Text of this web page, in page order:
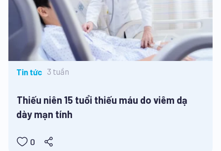
Tin tức 3 tuần
Thiếu niên 15 tuổi thiếu máu do viêm dạ
dày mạn tính
0